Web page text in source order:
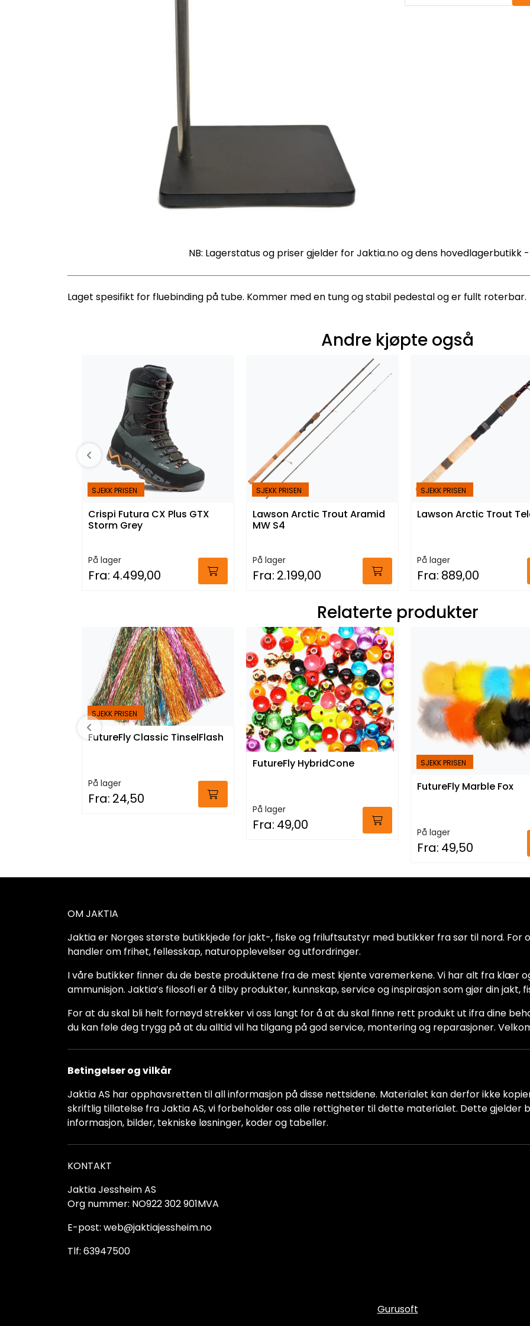
NB: Lagerstatus og priser gjelder for Jaktia.no og dens hovedlagerbutikk
Laget spesifikt for fluebinding på tube. Kommer med en tung og stabil pedestal og er fullt roterbar.
Andre kjøpte også
SJEKK PRISEN
Crispi Futura CX Plus GTX
Storm Grey
På lager
Fra: 4.499,00
SJEKK PRISEN
Lawson Arctic Trout Aramid
MW S4
På lager
Fra: 2.199,00
SJEKK PRISEN
Lawson Arctic Trout
På lager
Fra: 889,00
Relaterte produkter
SJEKK PRISEN
FutureFly Classic TinselFlash
På lager
Fra: 24,50
FutureFly HybridCone
På lager
Fra: 49,00
SJEKK PRISEN
FutureFly Marble Fox
På lager
Fra: 49,50
OM JAKTIA
Jaktia er Norges største butikkjede for jakt-, fiske og friluftsutstyr med butikker fra sør til nord. For
handler om frihet, fellesskap, naturopplevelser og utfordringer.
I våre butikker finner du de beste produktene fra de mest kjente varemerkene. Vi har alt fra klær
ammunisjon. Jaktia’s filosofi er å tilby produkter, kunnskap, service og inspirasjon som gjør din
For at du skal bli helt fornøyd strekker vi oss langt for å at du skal finne rett produkt ut ifra dine
du kan føle deg trygg på at du alltid vil ha tilgang på god service, montering og reparasjoner.
Betingelser og vilkår
Jaktia AS har opphavsretten til all informasjon på disse nettsidene. Materialet kan derfor ikke
skriftlig tillatelse fra Jaktia AS, vi forbeholder oss alle rettigheter til dette materialet. Dette gjelder
informasjon, bilder, tekniske løsninger, koder og tabeller.
KONTAKT
Jaktia Jessheim AS
Org nummer: NO922 302 901MVA
E-post: web@jaktiajessheim.no
Tlf: 63947500
Gurusoft